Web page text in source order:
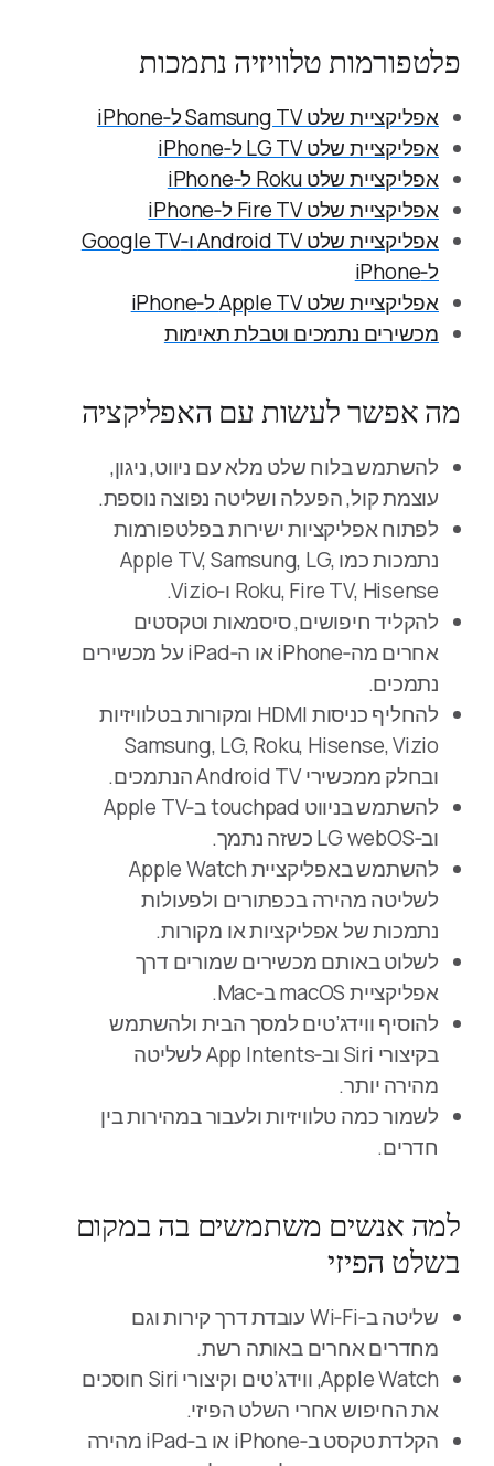
פלטפורמות טלוויזיה נתמכות
אפליקציית שלט Samsung TV ל‑iPhone
אפליקציית שלט LG TV ל‑iPhone
אפליקציית שלט Roku ל‑iPhone
אפליקציית שלט Fire TV ל‑iPhone
אפליקציית שלט Android TV ו‑Google TV
ל‑iPhone
אפליקציית שלט Apple TV ל‑iPhone
מכשירים נתמכים וטבלת תאימות
מה אפשר לעשות עם האפליקציה
להשתמש בלוח שלט מלא עם ניווט, ניגון,
עוצמת קול, הפעלה ושליטה נפוצה נוספת.
לפתוח אפליקציות ישירות בפלטפורמות
נתמכות כמו Apple TV, Samsung, LG,
Roku, Fire TV, Hisense ו‑Vizio.
להקליד חיפושים, סיסמאות וטקסטים
אחרים מה‑iPhone או ה‑iPad על מכשירים
נתמכים.
להחליף כניסות HDMI ומקורות בטלוויזיות
Samsung, LG, Roku, Hisense, Vizio
ובחלק ממכשירי Android TV הנתמכים.
להשתמש בניווט touchpad ב‑Apple TV
וב‑LG webOS כשזה נתמך.
להשתמש באפליקציית Apple Watch
לשליטה מהירה בכפתורים ולפעולות
נתמכות של אפליקציות או מקורות.
לשלוט באותם מכשירים שמורים דרך
אפליקציית macOS ב‑Mac.
להוסיף ווידג’טים למסך הבית ולהשתמש
בקיצורי Siri וב‑App Intents לשליטה
מהירה יותר.
לשמור כמה טלוויזיות ולעבור במהירות בין
חדרים.
למה אנשים משתמשים בה במקום
בשלט הפיזי
שליטה ב‑Wi‑Fi עובדת דרך קירות וגם
מחדרים אחרים באותה רשת.
Apple Watch, ווידג’טים וקיצורי Siri חוסכים
את החיפוש אחרי השלט הפיזי.
הקלדת טקסט ב‑iPhone או ב‑iPad מהירה